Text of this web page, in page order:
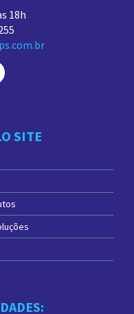
18h
SITE